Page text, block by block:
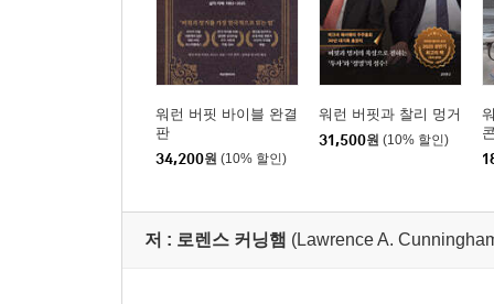
워런 버핏 바이블 완결
판
34,200원 (10% 할인)
워런 버핏과 찰리 멍거
31,500원 (10% 할인)
저 : 로렌스 커닝햄 (Lawrence A.